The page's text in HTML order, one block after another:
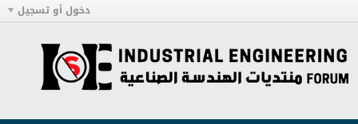
دخول أو تسجيل